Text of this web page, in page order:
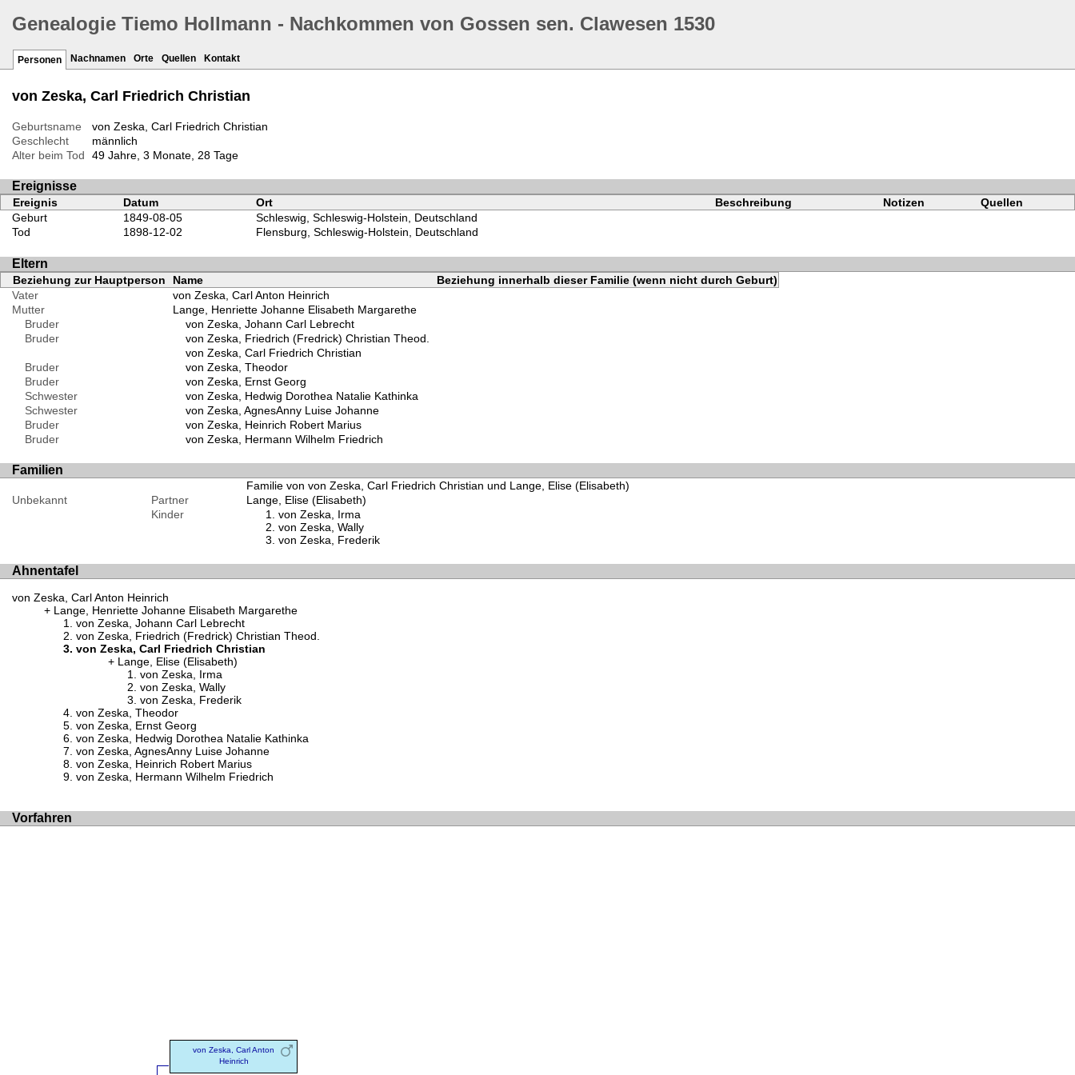
Genealogie Tiemo Hollmann - Nachkommen von Gossen sen. Clawesen 1530
Personen Nachnamen Orte Quellen Kontakt
von Zeska, Carl Friedrich Christian
Geburtsname
von Zeska, Carl Friedrich Christian
Geschlecht
männlich
Alter beim Tod
49 Jahre, 3 Monate, 28 Tage
Ereignisse
Ereignis Datum Ort Beschreibung Notizen
Quellen
Geburt
1849-08-05
Schleswig, Schleswig-Holstein, Deutschland
Tod
1898-12-02 Flensburg, Schleswig-Holstein, Deutschland
Eltern
Beziehung zur Hauptperson Name
Beziehung innerhalb dieser Familie (wenn nicht durch Geburt)
Vater
von Zeska, Carl Anton Heinrich
Mutter
Lange, Henriette Johanne Elisabeth Margarethe
Bruder
von Zeska, Johann Carl Lebrecht
Bruder
von Zeska, Friedrich (Fredrick) Christian Theod.
von Zeska, Carl Friedrich Christian
Bruder
von Zeska, Theodor
Bruder
von Zeska, Ernst Georg
Schwester
von Zeska, Hedwig Dorothea Natalie Kathinka
Schwester
von Zeska, AgnesAnny Luise Johanne
Bruder
von Zeska, Heinrich Robert Marius
Bruder
von Zeska, Hermann Wilhelm Friedrich
Familien
Familie von von Zeska, Carl Friedrich Christian und Lange, Elise (Elisabeth)
Unbekannt
Partner
Lange, Elise (Elisabeth)
Kinder
von Zeska, Irma
von Zeska, Wally
von Zeska, Frederik
Ahnentafel
von Zeska, Carl Anton Heinrich
Lange, Henriette Johanne Elisabeth Margarethe
von Zeska, Johann Carl Lebrecht
von Zeska, Friedrich (Fredrick) Christian Theod.
von Zeska, Carl Friedrich Christian
Lange, Elise (Elisabeth)
von Zeska, Irma
von Zeska, Wally
von Zeska, Frederik
von Zeska, Theodor
von Zeska, Ernst Georg
von Zeska, Hedwig Dorothea Natalie Kathinka
von Zeska, AgnesAnny Luise Johanne
von Zeska, Heinrich Robert Marius
von Zeska, Hermann Wilhelm Friedrich
Vorfahren
von Zeska, Carl Anton
Heinrich